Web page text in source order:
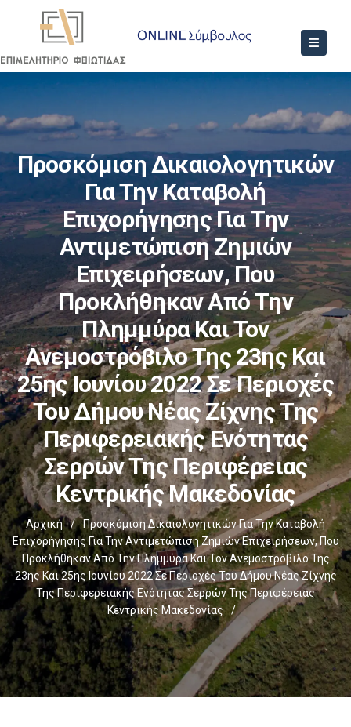
Προσκόμιση Δικαιολογητικών
Για Την Καταβολή
Επιχορήγησης Για Την
Αντιμετώπιση Ζημιών
Επιχειρήσεων, Που
Προκλήθηκαν Από Την
Πλημμύρα Και Τον
Ανεμοστρόβιλο Της 23ης Και
25ης Ιουνίου 2022 Σε Περιοχές
Του Δήμου Νέας Ζίχνης Της
Περιφερειακής Ενότητας
Σερρών Της Περιφέρειας
Κεντρικής Μακεδονίας
Αρχική /
Προσκόμιση Δικαιολογητικών Για Την Καταβολή
Επιχορήγησης Για Την Αντιμετώπιση Ζημιών Επιχειρήσεων, Που
Προκλήθηκαν Από Την Πλημμύρα Και Τον Ανεμοστρόβιλο Της
23ης Και 25ης Ιουνίου 2022 Σε Περιοχές Του Δήμου Νέας Ζίχνης
Της Περιφερειακής Ενότητας Σερρών Της Περιφέρειας
Κεντρικής Μακεδονίας
/